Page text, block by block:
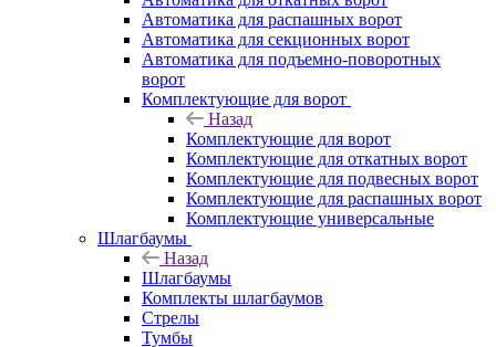
Автоматика для распашных ворот
Автоматика для секционных ворот
Автоматика для подъемно-поворотных
ворот
Комплектующие для ворот
Назад
Комплектующие для ворот
Комплектующие для откатных ворот
Комплектующие для подвесных ворот
Комплектующие для распашных ворот
Комплектующие универсальные
Шлагбаумы
Назад
Шлагбаумы
Комплекты шлагбаумов
Стрелы
Тумбы